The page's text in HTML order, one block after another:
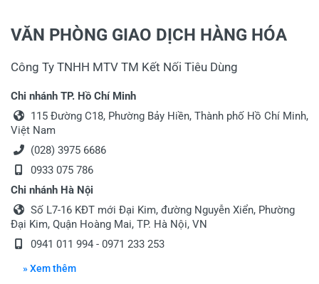
VĂN PHÒNG GIAO DỊCH HÀNG HÓA
Công Ty TNHH MTV TM Kết Nối Tiêu Dùng
Chi nhánh TP. Hồ Chí Minh
115 Đường C18, Phường Bảy Hiền, Thành phố Hồ Chí Minh,
Việt Nam
(028) 3975 6686
0933 075 786
Chi nhánh Hà Nội
Số L7-16 KĐT mới Đại Kim, đường Nguyễn Xiển, Phường
Đại Kim, Quận Hoàng Mai, TP. Hà Nội, VN
0941 011 994 - 0971 233 253
» Xem thêm